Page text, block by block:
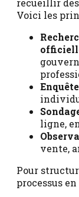
recueillir
Voici les
ligne,
vente,
Pour
processus en